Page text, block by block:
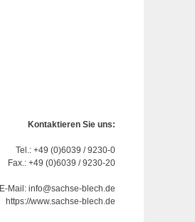
Kontaktieren Sie uns:
Tel.: +49 (0)6039 / 9230-0
Fax.: +49 (0)6039 / 9230-20
E-Mail: info@sachse-blech.de
https://www.sachse-blech.de